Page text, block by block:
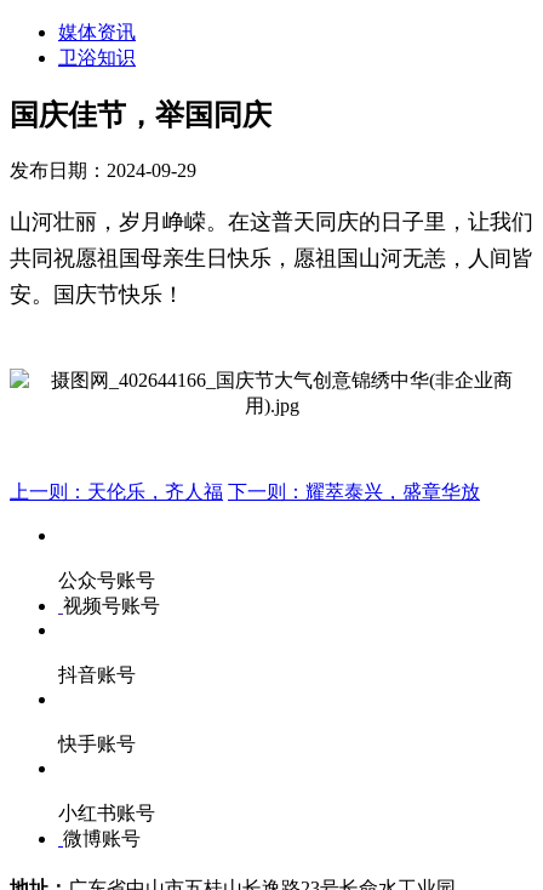
媒体资讯
卫浴知识
国庆佳节，举国同庆
发布日期：2024-09-29
山河壮丽，岁月峥嵘。在这普天同庆的日子里，让我们
共同祝愿祖国母亲生日快乐，愿祖国山河无恙，人间皆
安。国庆节快乐！
上一则：天伦乐，齐人福 下一则：耀萃泰兴，盛章华放
公众号账号
视频号账号
抖音账号
快手账号
小红书账号
微博账号